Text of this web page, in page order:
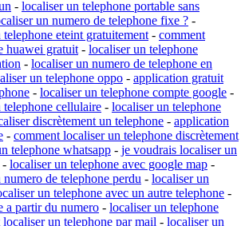
- localiser un telephone portable sans
un numero de telephone fixe ? -
eteint gratuitement - comment
huawei gratuit - localiser un telephone
- localiser un numero de telephone en
un telephone oppo - application gratuit
- localiser un telephone compte google -
cellulaire - localiser un telephone
discrètement un telephone - application
- comment localiser un telephone discrètement
telephone whatsapp - je voudrais localiser un
- localiser un telephone avec google map -
de telephone perdu - localiser un
un telephone avec un autre telephone -
a partir du numero - localiser un telephone
un telephone par mail - localiser un